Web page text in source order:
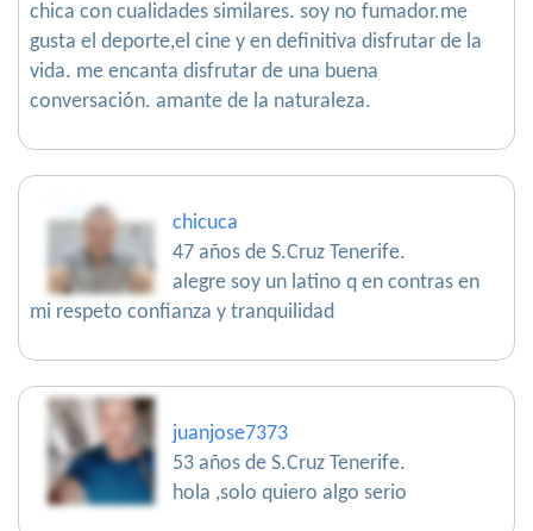
chica con cualidades similares. soy no fumador.me
gusta el deporte,el cine y en definitiva disfrutar de la
vida. me encanta disfrutar de una buena
conversación. amante de la naturaleza.
chicuca
47 años de S.Cruz Tenerife.
alegre soy un latino q en contras en
mi respeto confianza y tranquilidad
juanjose7373
53 años de S.Cruz Tenerife.
hola ,solo quiero algo serio